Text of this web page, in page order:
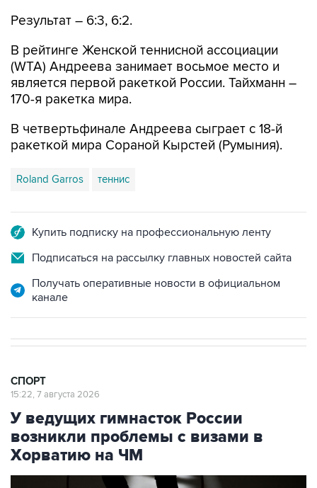
Результат – 6:3, 6:2.
В рейтинге Женской теннисной ассоциации
(WTA) Андреева занимает восьмое место и
является первой ракеткой России. Тайхманн –
170-я ракетка мира.
В четвертьфинале Андреева сыграет с 18-й
ракеткой мира Сораной Кырстей (Румыния).
Roland Garros теннис
Купить подписку на профессиональную ленту
Подписаться на рассылку главных новостей сайта
Получать оперативные новости в официальном
канале
СПОРТ
15:22, 7 августа 2026
У ведущих гимнасток России
возникли проблемы с визами в
Хорватию на ЧМ